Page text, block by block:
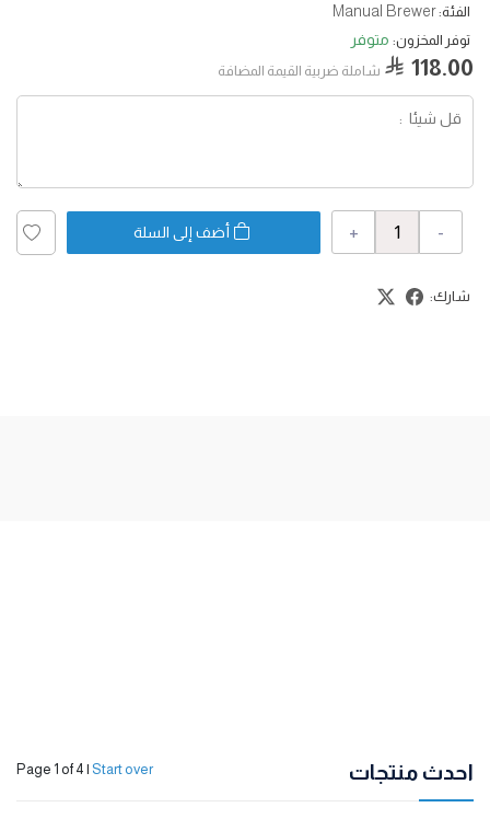
الفئة:Manual Brewer
توفر المخزون: متوفر
118.00 شاملة ضربية القيمة المضافة
-
+ أضف إلى السلة
شارك:
احدث منتجات Page 1 of 4 | Start over